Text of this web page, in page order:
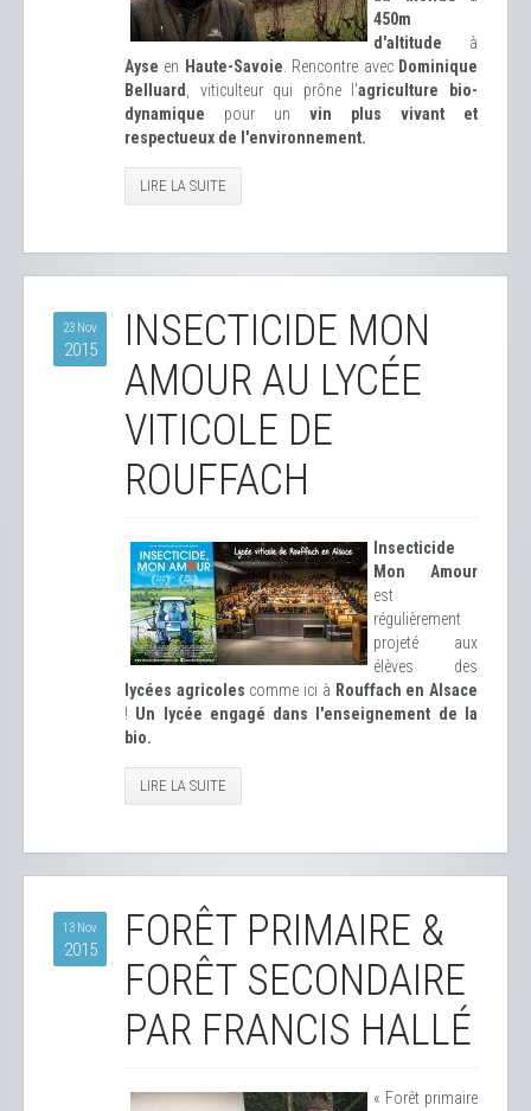
450m
d'altitude à
Ayse en Haute-Savoie . Rencontre avec Dominique
Belluard
, viticulteur qui prône l'agriculture bio-
dynamique pour un vin plus vivant et
respectueux de l'environnement.
LIRE LA SUITE
23 Nov
2015
INSECTICIDE MON
AMOUR AU LYCÉE
VITICOLE DE
ROUFFACH
Insecticide
Mon Amour
est
régulièrement
projeté aux
élèves des
lycées agricoles comme ici à Rouffach en Alsace
! Un lycée engagé dans l'enseignement de la
bio.
LIRE LA SUITE
13 Nov
2015
FORÊT PRIMAIRE &
FORÊT SECONDAIRE
PAR FRANCIS HALLÉ
« Forêt primaire